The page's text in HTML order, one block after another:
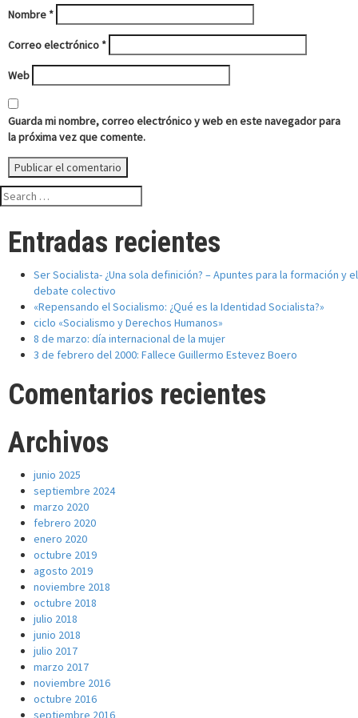
Nombre *
Correo electrónico *
Web
Guarda mi nombre, correo electrónico y web en este navegador para
la próxima vez que comente.
Search
for:
Entradas recientes
Ser Socialista- ¿Una sola definición? – Apuntes para la formación y el
debate colectivo
«Repensando el Socialismo: ¿Qué es la Identidad Socialista?»
ciclo «Socialismo y Derechos Humanos»
8 de marzo: día internacional de la mujer
3 de febrero del 2000: Fallece Guillermo Estevez Boero
Comentarios recientes
Archivos
junio 2025
septiembre 2024
marzo 2020
febrero 2020
enero 2020
octubre 2019
agosto 2019
noviembre 2018
octubre 2018
julio 2018
junio 2018
julio 2017
marzo 2017
noviembre 2016
octubre 2016
septiembre 2016